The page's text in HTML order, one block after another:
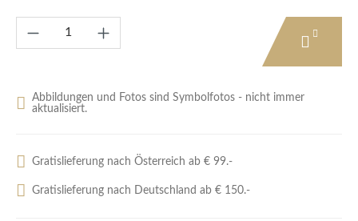
Produkt Anzahl: Gib den gewünschten
Abbildungen und Fotos sind Symbolfotos - nicht immer
aktualisiert.
Gratislieferung nach Österreich ab € 99.-
Gratislieferung nach Deutschland ab € 150.-